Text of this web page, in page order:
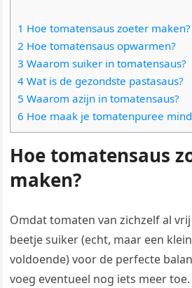
1 Hoe tomatensaus zoeter maken?
2 Hoe tomatensaus opwarmen?
3 Waarom suiker in tomatensaus?
4 Wat is de gezondste pastasaus?
5 Waarom azijn in tomatensaus?
6 Hoe maak je tomatenpuree
Hoe tomatensaus
maken?
Omdat tomaten van zichzelf al
beetje suiker (echt, maar een
voldoende) voor de perfecte
voeg eventueel nog iets meer